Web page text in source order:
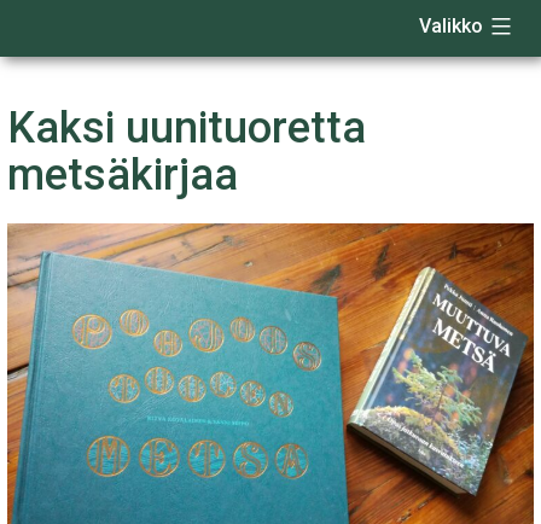
Siirry
sisältöön
Valikko
Kaksi uunituoretta
metsäkirjaa